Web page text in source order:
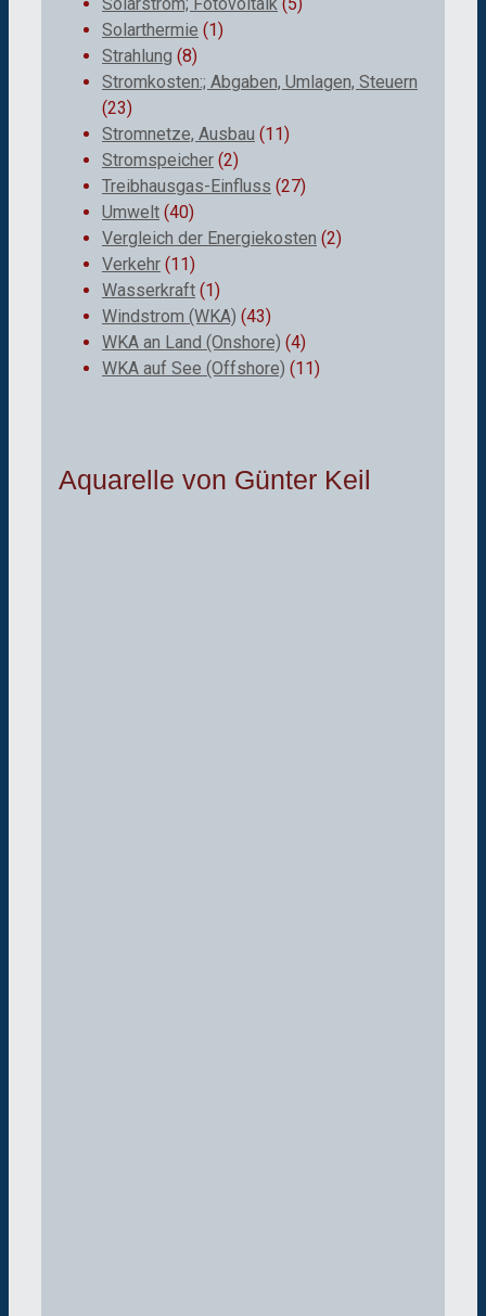
Solarthermie (1)
Strahlung (8)
Stromkosten:; Abgaben, Umlagen, Steuern
(23)
Stromnetze, Ausbau (11)
Stromspeicher (2)
Treibhausgas-Einfluss (27)
Umwelt (40)
Vergleich der Energiekosten (2)
Verkehr (11)
Wasserkraft (1)
Windstrom (WKA) (43)
WKA an Land (Onshore) (4)
WKA auf See (Offshore) (11)
Aquarelle von Günter Keil